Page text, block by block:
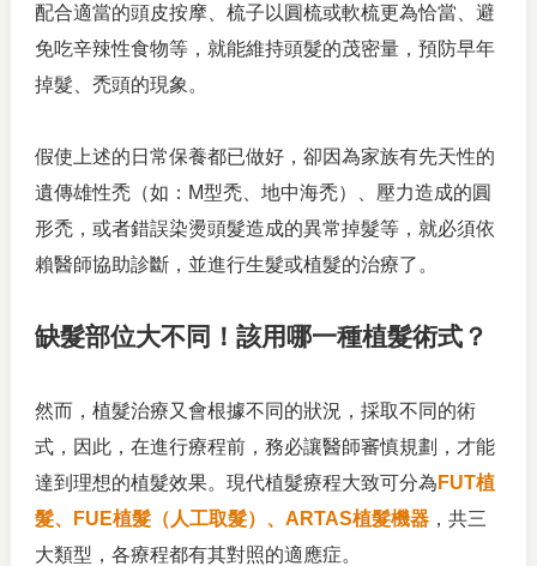
配合適當的頭皮按摩、梳子以圓梳或軟梳更為恰當、避
免吃辛辣性食物等，就能維持頭髮的茂密量，預防早年
掉髮、禿頭的現象。
假使上述的日常保養都已做好，卻因為家族有先天性的
遺傳雄性禿（如：M型禿、地中海禿）、壓力造成的圓
形禿，或者錯誤染燙頭髮造成的異常掉髮等，就必須依
賴醫師協助診斷，並進行生髮或植髮的治療了。
缺髮部位大不同！該用哪一種植髮術式？
然而，植髮治療又會根據不同的狀況，採取不同的術
式，因此，在進行療程前，務必讓醫師審慎規劃，才能
達到理想的植髮效果。現代植髮療程大致可分為 FUT植
髮、FUE植髮（人工取髮）、ARTAS植髮機器，共三
大類型，各療程都有其對照的適應症。